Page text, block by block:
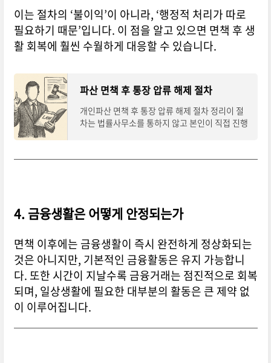
이는 절차의 ‘불이익’이 아니라, ‘행정적 처리가 따로
필요하기 때문’입니다. 이 점을 알고 있으면 면책 후 생
활 회복에 훨씬 수월하게 대응할 수 있습니다.
파산 면책 후 통장 압류 해제 절차
개인파산 면책 후 통장 압류 해제 절차 정리이 절
차는 법률사무소를 통하지 않고 본인이 직접 진행
4. 금융생활은 어떻게 안정되는가
면책 이후에는 금융생활이 즉시 완전하게 정상화되는
것은 아니지만, 기본적인 금융활동은 유지 가능합니
다. 또한 시간이 지날수록 금융거래는 점진적으로 회복
되며, 일상생활에 필요한 대부분의 활동은 큰 제약 없
이 이루어집니다.